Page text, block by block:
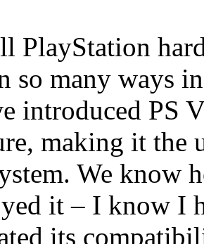
PlayStation
so many ways
introduced PS
making it the
We know
it – I know I
its